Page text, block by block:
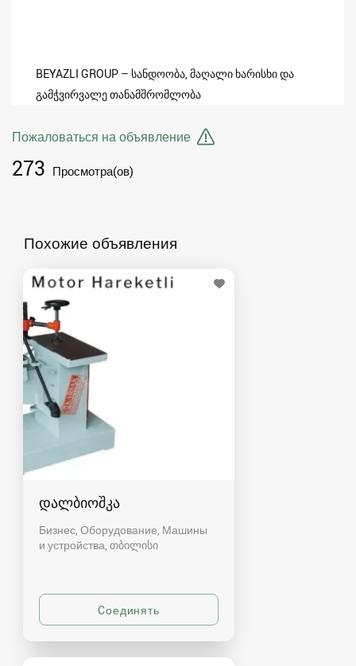
BEYAZLI GROUP – სანდოობა, მაღალი ხარისხი და
გამჭვირვალე თანამშრომლობა
Пожаловаться на объявление
273 Просмотра(ов)
Похожие объявления
დალბიოშკა
Бизнес, Оборудование, Машины
и устройства თბილისი